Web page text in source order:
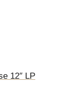
12″ LP